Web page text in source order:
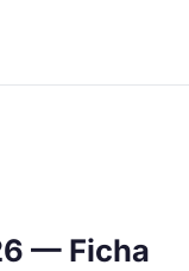
— Ficha